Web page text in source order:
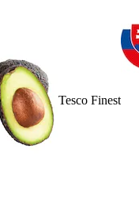
Tesco Finest